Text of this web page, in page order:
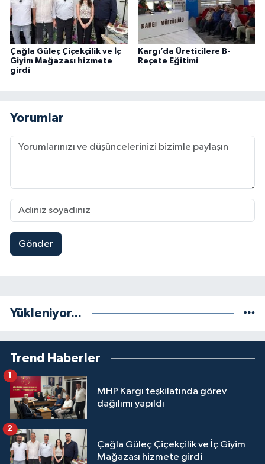
Çağla Güleç Çiçekçilik ve İç
Giyim Mağazası hizmete
girdi
Kargı’da Üreticilere B-
Reçete Eğitimi
Yorumlar
Gönder
Yükleniyor...
Trend Haberler
MHP Kargı teşkilatında görev
dağılımı yapıldı
Çağla Güleç Çiçekçilik ve İç Giyim
Mağazası hizmete girdi
2